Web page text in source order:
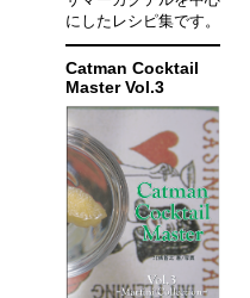
にしたレシピ集です。
Catman Cocktail
Master Vol.3